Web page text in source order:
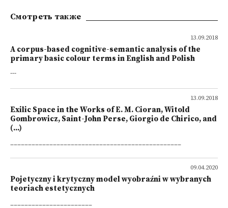
Смотреть также
13.09.2018
A corpus-based cognitive-semantic analysis of the
primary basic colour terms in English and Polish
---
13.09.2018
Exilic Space in the Works of E. M. Cioran, Witold
Gombrowicz, Saint-John Perse, Giorgio de Chirico, and
(...)
________________________________________________
09.04.2020
Pojetyczny i krytyczny model wyobraźni w wybranych
teoriach estetycznych
_______________________